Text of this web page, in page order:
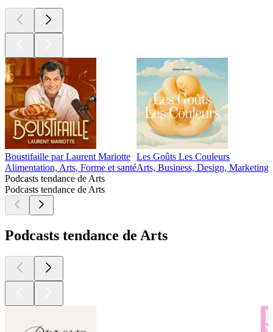
Boustifaille par Laurent Mariotte
Alimentation, Arts, Forme et santé
Les Goûts Les Couleurs
Arts, Business, Design, Marketing
Podcasts tendance de Arts
Podcasts tendance de Arts
Podcasts tendance de Arts